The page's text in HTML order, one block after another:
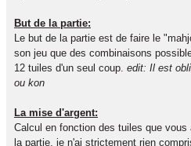
But de la partie:
Le but de la partie est de faire le
son jeu que des combinaisons
12 tuiles d'un seul coup. edit: Il est
ou kon
La mise d'argent:
Calcul en fonction des tuiles que
la partie, je n'ai strictement rien